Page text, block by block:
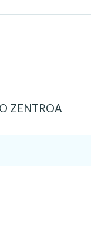
ZENTROA